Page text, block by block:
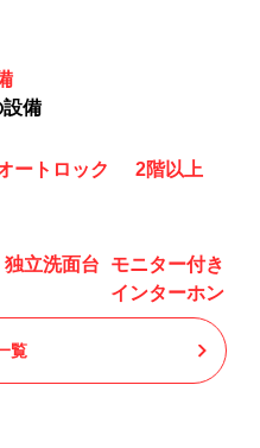
設備
ートロック 2階以上
独立洗面台
モニター付き
インターホン
覧